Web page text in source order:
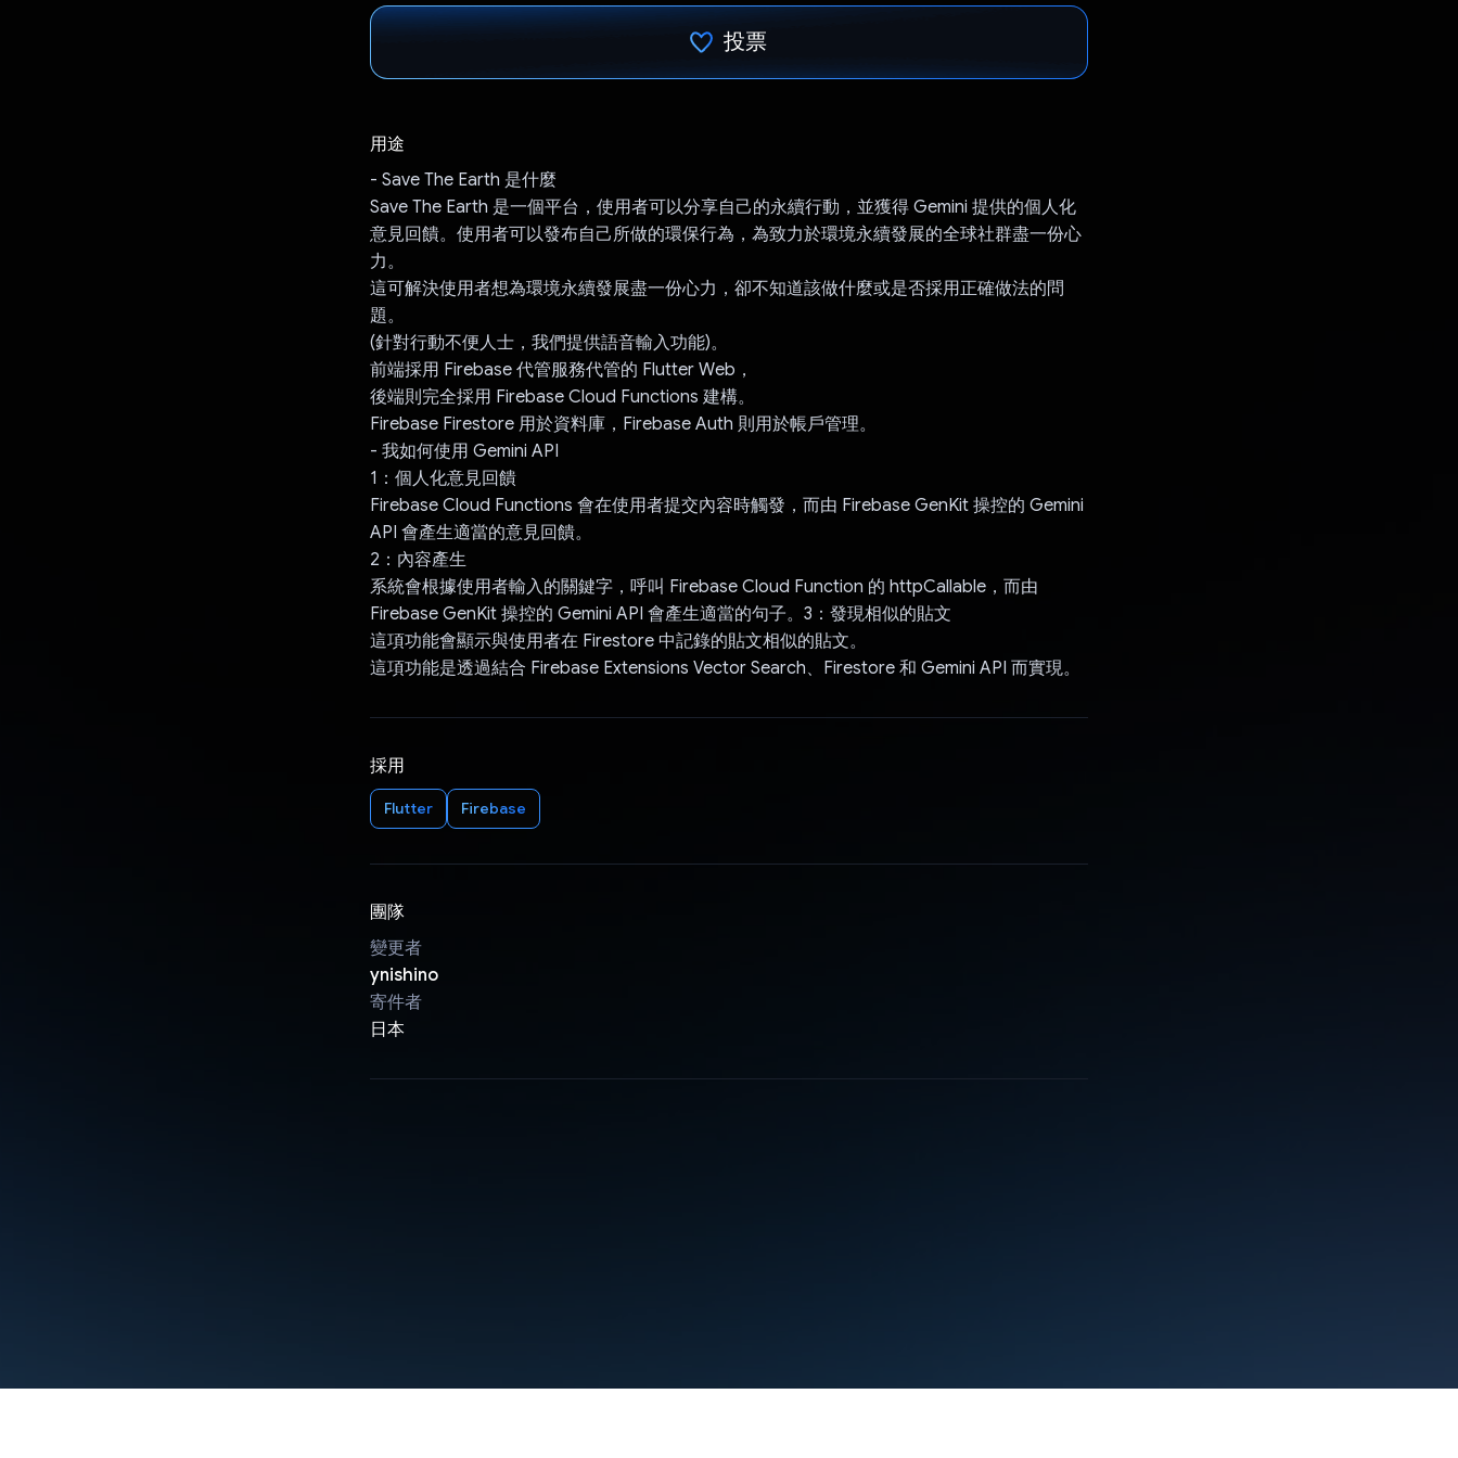
投票
用途
- Save The Earth 是什麼
Save The Earth 是一個平台，使用者可以分享自己的永續行動，並獲得 Gemini 提供的個人化
意見回饋。使用者可以發布自己所做的環保行為，為致力於環境永續發展的全球社群盡一份心
力。
這可解決使用者想為環境永續發展盡一份心力，卻不知道該做什麼或是否採用正確做法的問
題。
(針對行動不便人士，我們提供語音輸入功能)。
前端採用 Firebase 代管服務代管的 Flutter Web，
後端則完全採用 Firebase Cloud Functions 建構。
Firebase Firestore 用於資料庫，Firebase Auth 則用於帳戶管理。
- 我如何使用 Gemini API
1：個人化意見回饋
Firebase Cloud Functions 會在使用者提交內容時觸發，而由 Firebase GenKit 操控的 Gemini
API 會產生適當的意見回饋。
2：內容產生
系統會根據使用者輸入的關鍵字，呼叫 Firebase Cloud Function 的 httpCallable，而由
Firebase GenKit 操控的 Gemini API 會產生適當的句子。3：發現相似的貼文
這項功能會顯示與使用者在 Firestore 中記錄的貼文相似的貼文。
這項功能是透過結合 Firebase Extensions Vector Search、Firestore 和 Gemini API 而實現。
採用
Flutter Firebase
團隊
變更者
ynishino
寄件者
日本